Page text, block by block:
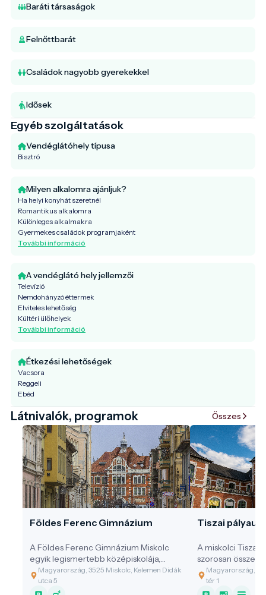
Baráti társaságok
Felnőttbarát
Családok nagyobb gyerekekkel
Idősek
Egyéb szolgáltatások
Vendéglátóhely típusa
Bisztró
Milyen alkalomra ajánljuk?
Ha helyi konyhát szeretnél
Romantikus alkalomra
Különleges alkalmakra
Gyermekes családok programjaként
További információ
A vendéglátó hely jellemzői
Televízió
Nemdohányzó éttermek
Elviteles lehetőség
Kültéri ülőhelyek
További információ
Étkezési lehetőségek
Vacsora
Reggeli
Ebéd
Látnivalók, programok Összes
Földes Ferenc Gimnázium
A Földes Ferenc Gimnázium Miskolc
egyik legismertebb középiskolája,
amely az épület története, múltja miatt
a városnéző séták egyik fontos
helyszíne.
Magyarország, 3525 Miskolc, Kelemen Didák
utca 5
Tiszai
A miskolci Tiszai
szorosan
fejlődésével.
Magyarország,
tér 1